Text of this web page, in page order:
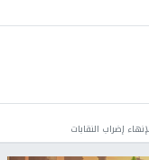
إضراب النقابات